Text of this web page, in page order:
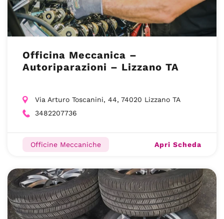
Officina Meccanica –
Autoriparazioni – Lizzano TA
Via Arturo Toscanini, 44, 74020 Lizzano TA
3482207736
Officine Meccaniche Apri Scheda